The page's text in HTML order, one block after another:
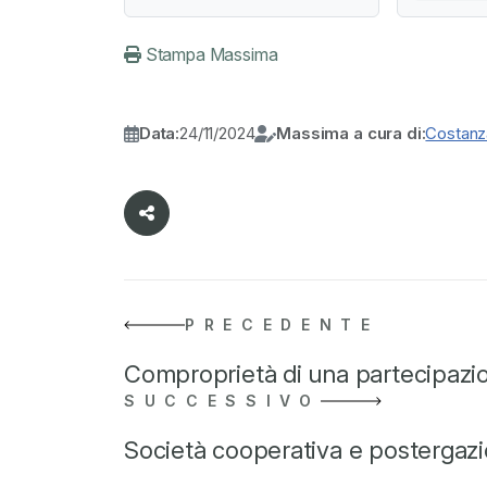
Stampa Massima
Data:24/11/2024 Massima a cura di:
PRECEDENTE
Comproprietà di una
SUCCESSIVO
Società cooperativa e